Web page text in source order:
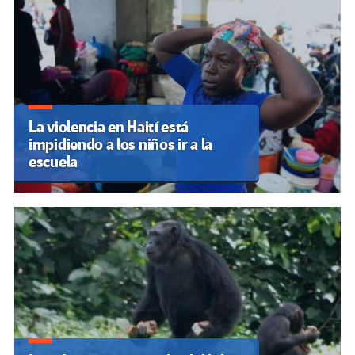
La violencia en Haití está
impidiendo a los niños ir a la
escuela